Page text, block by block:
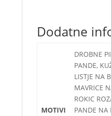
Dodatne
MOTIVI
DROBNE
PANDE,
LISTJE NA
MAVRICE
ROKIC
PANDE NA